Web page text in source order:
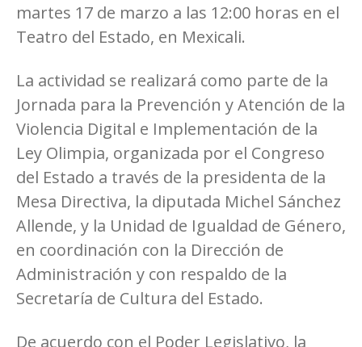
martes 17 de marzo a las 12:00 horas en el
Teatro del Estado, en Mexicali.
La actividad se realizará como parte de la
Jornada para la Prevención y Atención de la
Violencia Digital e Implementación de la
Ley Olimpia, organizada por el Congreso
del Estado a través de la presidenta de la
Mesa Directiva, la diputada Michel Sánchez
Allende, y la Unidad de Igualdad de Género,
en coordinación con la Dirección de
Administración y con respaldo de la
Secretaría de Cultura del Estado.
De acuerdo con el Poder Legislativo, la